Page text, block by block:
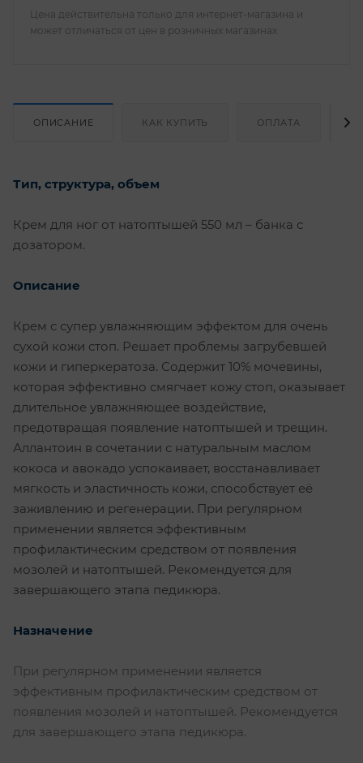
Цена действительна только для интернет-магазина и
может отличаться от цен в розничных магазинах
ОПИСАНИЕ КАК КУПИТЬ ОПЛАТА
Тип, структура, объем
Крем для ног от натоптышей 550 мл – банка с
дозатором.
Описание
Крем с супер увлажняющим эффектом для очень
сухой кожи стоп. Решает проблемы загрубевшей
кожи и гиперкератоза. Содержит 10% мочевины,
которая эффективно смягчает кожу стоп, оказывает
длительное увлажняющее воздействие,
предотвращая появление натоптышей и трещин.
Аллантоин в сочетании с натуральным маслом
кокоса и авокадо успокаивает, восстанавливает
мягкость и эластичность кожи, способствует её
заживлению и регенерации. При регулярном
применении является эффективным
профилактическим средством от появления
мозолей и натоптышей. Рекомендуется для
завершающего этапа педикюра.
Назначение
При регулярном применении является
эффективным профилактическим средством от
появления мозолей и натоптышей. Рекомендуется
для завершающего этапа педикюра.